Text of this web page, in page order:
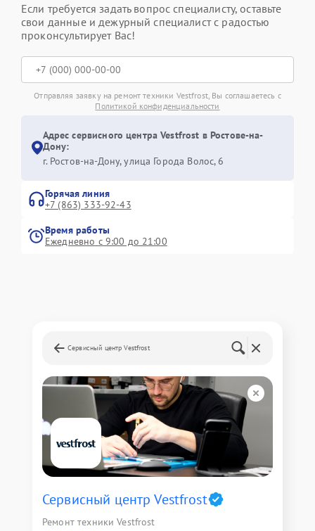
Если требуется задать вопрос специалисту, оставьте
свои данные и дежурный специалист с радостью
проконсультирует Вас!
Отправляя заявку на ремонт техники Vestfrost, Вы соглашаетесь с
Политикой конфиденциальности
Адрес сервисного центра Vestfrost в Ростове-на-
Дону:
г. Ростов-на-Дону, улица Города Волос, 6
Горячая линия
+7 (863) 333-92-43
Время работы
Ежедневно с 9:00 до 21:00
Сервисный центр Vestfrost
Сервисный центр Vestfrost
Ремонт техники Vestfrost